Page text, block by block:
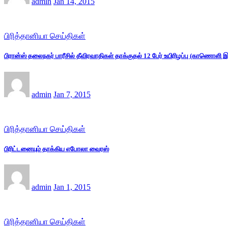
பிரித்தானியா செய்திகள்
பிரான்ஸ் தலைநகர் பாரீசில் தீவிரவாதிகள் தாக்குதல் 12 பேர் உயிரிழப்பு (காணொளி
admin Jan 7, 2015
பிரித்தானியா செய்திகள்
பிரிட்டனையும் தாக்கிய எபோலா வைரஸ்
admin Jan 1, 2015
பிரித்தானியா செய்திகள்